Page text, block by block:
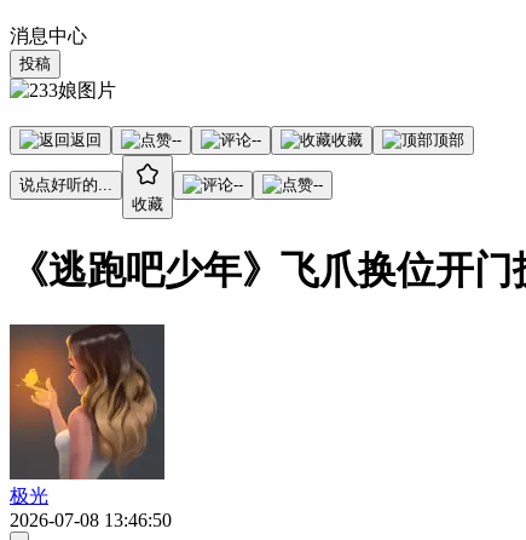
消息中心
投稿
返回 -- -- 收藏 顶部
说点好听的...
收藏
-- --
《逃跑吧少年》飞爪换位开
极光
2026-07-08 13:46:50